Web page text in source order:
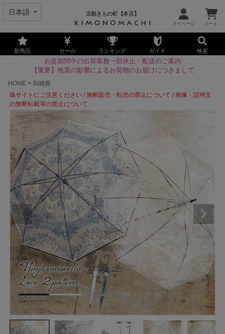
京都きもの町【本店】
新商品 セール ランキング ガイド 検索
お盆期間中の出荷業務一部休止・配送のご案内
【重要】地震の影響によるお荷物のお届けにつきまして
HOME
和雑貨
偽サイトにご注意ください /無断販売・転売の禁止について /画像・説明文
の無断転載等の禁止について